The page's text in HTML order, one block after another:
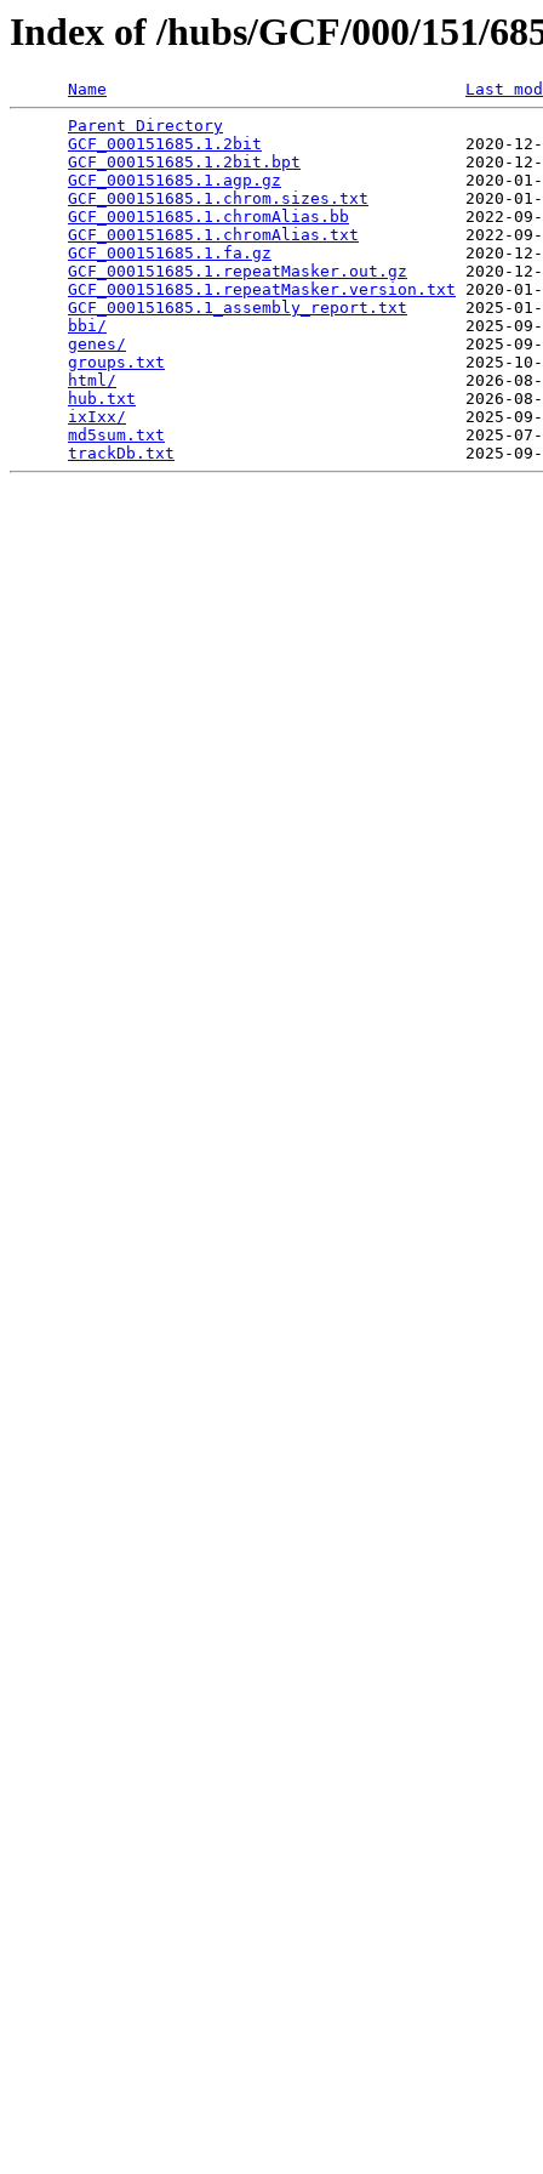
Index of /hubs/GCF/000/151/
Name
Last
Parent Directory
GCF_000151685.1.2bit
2020-
GCF_000151685.1.2bit.bpt
2020-
GCF_000151685.1.agp.gz
2020-
GCF_000151685.1.chrom.sizes.txt
2020-
GCF_000151685.1.chromAlias.bb
2022-
GCF_000151685.1.chromAlias.txt
2022-
GCF_000151685.1.fa.gz
2020-
GCF_000151685.1.repeatMasker.out.gz
2020-
GCF_000151685.1.repeatMasker.version.txt 2020-
GCF_000151685.1_assembly_report.txt
2025-
bbi/
2025-
genes/
2025-
groups.txt
2025-
html/
2026-
hub.txt
2026-
ixIxx/
2025-
md5sum.txt
2025-
trackDb.txt